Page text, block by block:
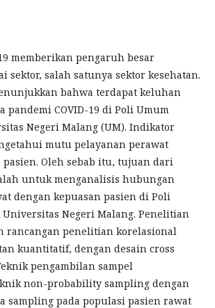
memberikan pengaruh besar
sektor, salah satunya sektor kesehatan.
bahwa terdapat keluhan
pandemi COVID-19 di Poli Umum
Negeri Malang (UM). Indikator
mutu pelayanan perawat
pasien. Oleh sebab itu, tujuan dari
untuk menganalisis hubungan
dengan kepuasan pasien di Poli
Negeri Malang. Penelitian
rancangan penelitian korelasional
kuantitatif, dengan desain cross
pengambilan sampel
non-probability sampling dengan
sampling pada populasi pasien rawat